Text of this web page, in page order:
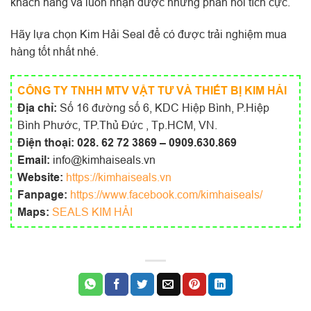
Hãy lựa chọn Kim Hải Seal để có được trải nghiệm mua
hàng tốt nhất nhé.
CÔNG TY TNHH MTV VẬT TƯ VÀ THIẾT BỊ KIM HẢI
Địa chỉ: Số 16 đường số 6, KDC Hiệp Bình, P.Hiệp
Bình Phước, TP.Thủ Đức , Tp.HCM, VN.
Điện thoại: 028. 62 72 3869 – 0909.630.869
Email: info@kimhaiseals.vn
Website: https://kimhaiseals.vn
Fanpage: https://www.facebook.com/kimhaiseals/
Maps: SEALS KIM HẢI